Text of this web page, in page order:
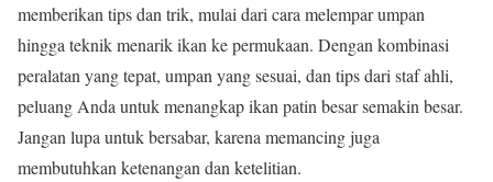
memberikan tips dan trik, mulai dari cara melempar umpan
hingga teknik menarik ikan ke permukaan. Dengan kombinasi
peralatan yang tepat, umpan yang sesuai, dan tips dari staf ahli,
peluang Anda untuk menangkap ikan patin besar semakin besar.
Jangan lupa untuk bersabar, karena memancing juga
membutuhkan ketenangan dan ketelitian.